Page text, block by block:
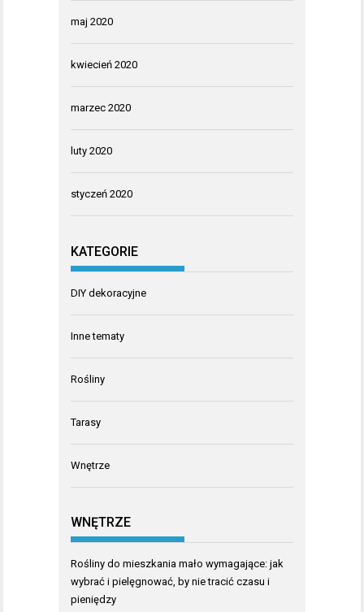
maj 2020
kwiecień 2020
marzec 2020
luty 2020
styczeń 2020
KATEGORIE
DIY dekoracyjne
Inne tematy
Rośliny
Tarasy
Wnętrze
WNĘTRZE
Rośliny do mieszkania mało wymagające: jak
wybrać i pielęgnować, by nie tracić czasu i
pieniędzy